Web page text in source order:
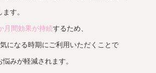
す。
月間効果が持続するため、
になる時期にご利用いただくことで
みが軽減されます。